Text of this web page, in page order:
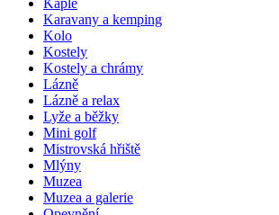
Kaple
Karavany a kemping
Kolo
Kostely
Kostely a chrámy
Lázně
Lázně a relax
Lyže a běžky
Mini golf
Mistrovská hřiště
Mlýny
Muzea
Muzea a galerie